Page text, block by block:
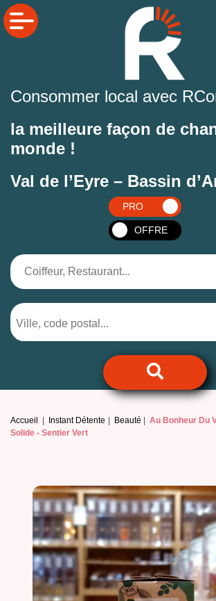
Consommer local avec
la meilleure façon de
monde !
Val de l’Eyre – Bassin
PRO
OFFRE
Accueil Instant Détente Beauté Au Bonheur Du
Solide - Sentier Vert